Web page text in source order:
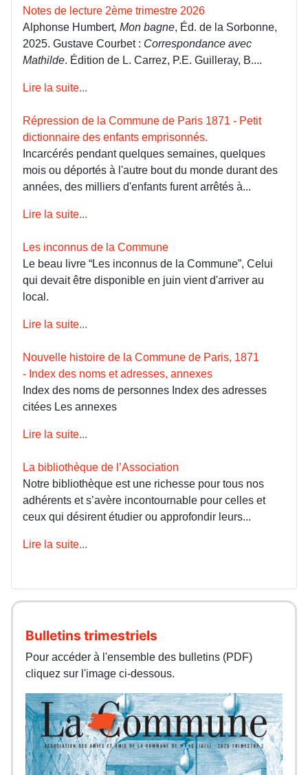
Notes de lecture 2ème trimestre 2026
Alphonse Humbert, Mon bagne, Éd. de la Sorbonne,
2025. Gustave Courbet : Correspondance avec
Mathilde. Édition de L. Carrez, P.E. Guilleray, B....
Lire la suite...
Répression de la Commune de Paris 1871 - Petit
dictionnaire des enfants emprisonnés.
Incarcérés pendant quelques semaines, quelques
mois ou déportés à l'autre bout du monde durant des
années, des milliers d'enfants furent arrêtés à...
Lire la suite...
Les inconnus de la Commune
Le beau livre “Les inconnus de la Commune”, Celui
qui devait être disponible en juin vient d'arriver au
local.
Lire la suite...
Nouvelle histoire de la Commune de Paris, 1871
- Index des noms et adresses, annexes
Index des noms de personnes Index des adresses
citées Les annexes
Lire la suite...
La bibliothèque de l’Association
Notre bibliothèque est une richesse pour tous nos
adhérents et s’avère incontournable pour celles et
ceux qui désirent étudier ou approfondir leurs...
Lire la suite...
Bulletins trimestriels
Pour accéder à l'ensemble des bulletins (PDF)
cliquez sur l'image ci-dessous.